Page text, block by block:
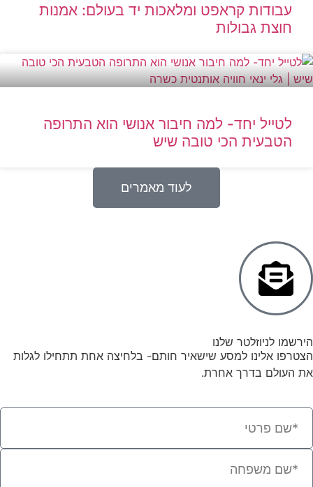
עבודות קראפט ומלאכות יד בעולם: אמנות
חוצת גבולות
לטייל יחד- למה חיבור אנושי הוא התרופה
הטבעית הכי טובה שיש
לעוד מאמרים
הירשמו לניוזלטר שלנו
הצטרפו אלינו למסע שישאיר חותם- בלחיצה אחת תתחילו לגלות
את העולם בדרך אחרת.